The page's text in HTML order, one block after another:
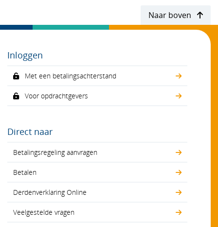
Naar boven
Inloggen
Met een betalingsachterstand
Voor opdrachtgevers
Direct naar
Betalingsregeling aanvragen
Betalen
Derdenverklaring Online
Veelgestelde vragen